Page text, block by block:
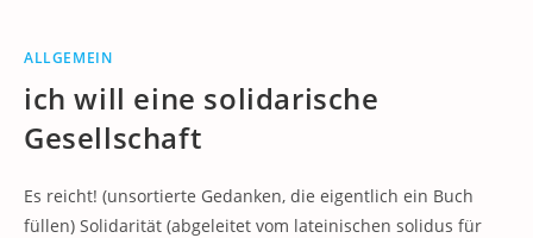
ALLGEMEIN
ich will eine solidarische
Gesellschaft
Es reicht! (unsortierte Gedanken, die eigentlich ein Buch
füllen) Solidarität (abgeleitet vom lateinischen solidus für